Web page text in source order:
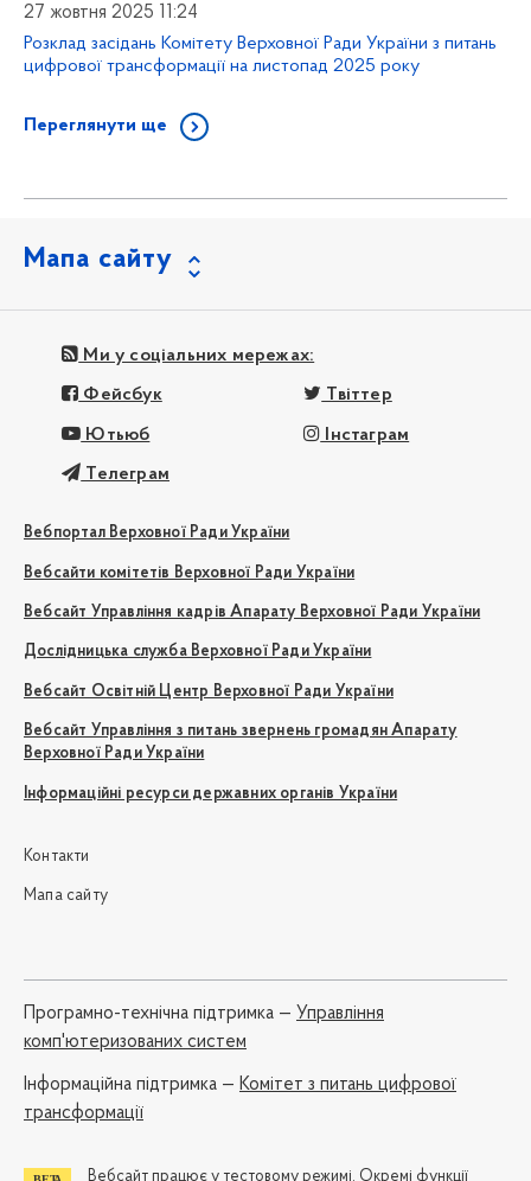
27 жовтня 2025 11:24
Розклад засідань Комітету Верховної Ради України з питань
цифрової трансформації на листопад 2025 року
Переглянути ще
Мапа сайту
Ми у соціальних мережах:
Фейсбук Твіттер
Ютьюб Інстаграм
Телеграм
Вебпортал Верховної Ради України
Вебсайти комітетів Верховної Ради України
Вебсайт Управління кадрів Апарату Верховної Ради України
Дослідницька служба Верховної Ради України
Вебсайт Освітній Центр Верховної Ради України
Вебсайт Управління з питань звернень громадян Апарату
Верховної Ради України
Інформаційні ресурси державних органів України
Контакти
Мапа сайту
Програмно-технічна підтримка — Управління
комп'ютеризованих систем
Iнформаційна підтримка — Комітет з питань цифрової
трансформації
Вебсайт працює у тестовому режимі. Окремі функції